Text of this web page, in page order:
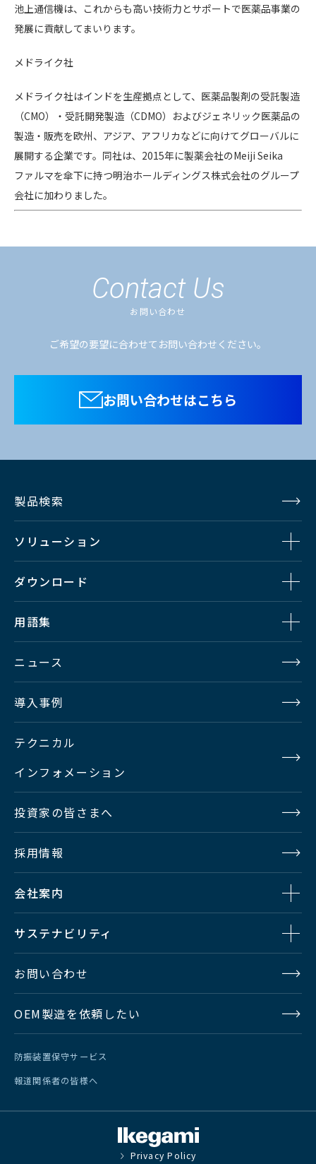
池上通信機は、これからも高い技術力とサポートで医薬品事業の
発展に貢献してまいります。
メドライク社
メドライク社はインドを生産拠点として、医薬品製剤の受託製造
（CMO）・受託開発製造（CDMO）およびジェネリック医薬品の
製造・販売を欧州、アジア、アフリカなどに向けてグローバルに
展開する企業です。同社は、2015年に製薬会社のMeiji Seika
ファルマを傘下に持つ明治ホールディングス株式会社のグループ
会社に加わりました。
Contact Us
お問い合わせ
ご希望の要望に合わせてお問い合わせください。
お問い合わせはこちら
製品検索
ソリューション
ダウンロード
用語集
ニュース
導入事例
テクニカル
インフォメーション
投資家の皆さまへ
採用情報
会社案内
サステナビリティ
お問い合わせ
OEM製造を依頼したい
防振装置保守サービス
報道関係者の皆様へ
Privacy Policy